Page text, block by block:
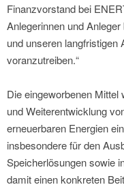
Finanzvorstand bei
Anlegerinnen und
und unseren langfristigen
voranzutreiben.“
Die eingeworbenen
und Weiterentwicklung
erneuerbaren Energien
insbesondere für den
Speicherlösungen sowie
damit einen konkreten